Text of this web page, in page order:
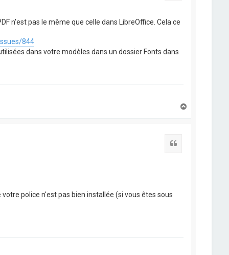
n'est pas le même que celle dans LibreOffice. Cela ce
844
dans votre modèles dans un dossier Fonts dans
police n'est pas bien installée (si vous êtes sous